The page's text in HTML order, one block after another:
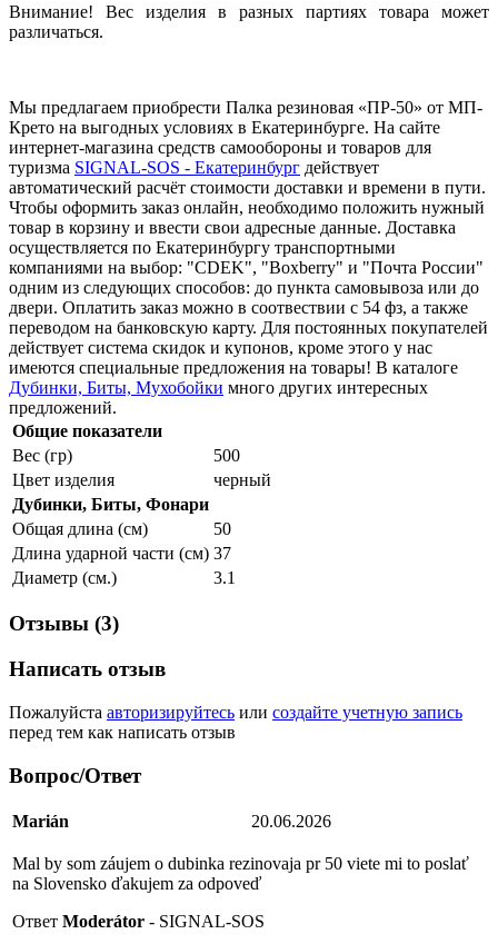
Внимание! Вес изделия в разных партиях товара может
различаться.
Мы предлагаем приобрести Палка резиновая «ПР-50» от МП-
Крето на выгодных условиях в Екатеринбурге. На сайте
интернет-магазина средств самообороны и товаров для
туризма SIGNAL-SOS - Екатеринбург действует
автоматический расчёт стоимости доставки и времени в пути.
Чтобы оформить заказ онлайн, необходимо положить нужный
товар в корзину и ввести свои адресные данные. Доставка
осуществляется по Екатеринбургу транспортными
компаниями на выбор: "CDEK", "Boxberry" и "Почта России"
одним из следующих способов: до пункта самовывоза или до
двери. Оплатить заказ можно в соотвествии с 54 фз, а также
переводом на банковскую карту. Для постоянных покупателей
действует система скидок и купонов, кроме этого у нас
имеются cпециальные предложения на товары! В каталоге
Дубинки, Биты, Мухобойки много других интересных
предложений.
Общие показатели
Вес (гр)
500
Цвет изделия
черный
Дубинки, Биты, Фонари
Общая длина (см)
50
Длина ударной части (см) 37
Диаметр (см.)
3.1
Отзывы (3)
Написать отзыв
Пожалуйста авторизируйтесь или создайте учетную запись
перед тем как написать отзыв
Вопрос/Ответ
Marián 20.06.2026
Mal by som záujem o dubinka rezinovaja pr 50 viete mi to poslať
na Slovensko ďakujem za odpoveď
Ответ Moderátor - SIGNAL-SOS